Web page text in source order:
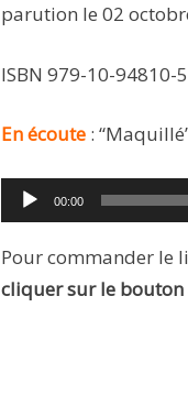
parution le 02
ISBN 979-10-94810-
En écoute :
Lecteur
audio
00:00
Pour commander le
cliquer sur le